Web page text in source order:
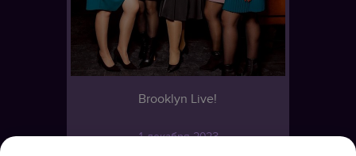
Brooklyn Live!
1 декабря 2023